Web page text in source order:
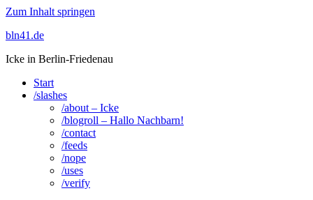
Zum Inhalt springen
bln41.de
Icke in Berlin-Friedenau
Start
/slashes
/about – Icke
/blogroll – Hallo Nachbarn!
/contact
/feeds
/nope
/uses
/verify